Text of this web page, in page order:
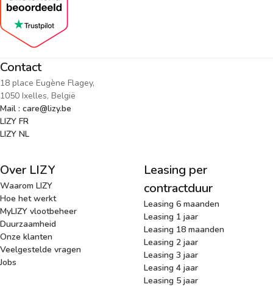
Contact
18 place Eugène Flagey,
1050 Ixelles, België
Mail : care@lizy.be
LIZY FR
LIZY NL
Over LIZY
Waarom LIZY
Hoe het werkt
MyLIZY vlootbeheer
Duurzaamheid
Onze klanten
Veelgestelde vragen
Jobs
Leasing per
contractduur
Leasing 6 maanden
Leasing 1 jaar
Leasing 18 maanden
Leasing 2 jaar
Leasing 3 jaar
Leasing 4 jaar
Leasing 5 jaar